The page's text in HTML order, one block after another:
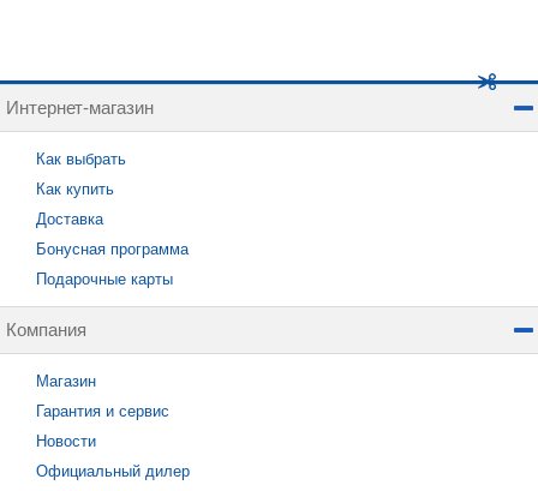
Интернет-магазин
Как выбрать
Как купить
Доставка
Бонусная программа
Подарочные карты
Компания
Магазин
Гарантия и сервис
Новости
Официальный дилер